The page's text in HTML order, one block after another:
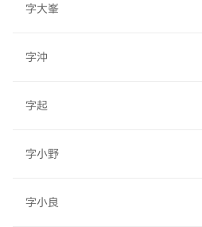
字大峯
字沖
字起
字小野
字小良